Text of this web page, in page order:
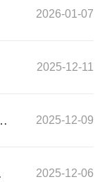
2026-01-07
2025-12-11
2025-12-09
2025-12-06